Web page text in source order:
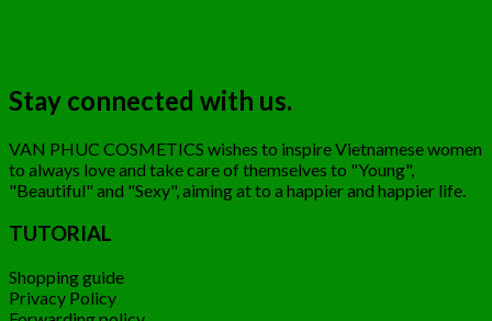
Stay connected with us.
VAN PHUC COSMETICS wishes to inspire Vietnamese women
to always love and take care of themselves to "Young",
"Beautiful" and "Sexy", aiming at to a happier and happier life.
TUTORIAL
Shopping guide
Privacy Policy